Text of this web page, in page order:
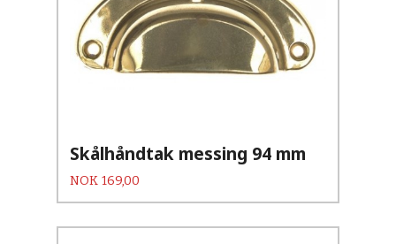
Skålhåndtak messing 94 mm
Pris
NOK 169,00